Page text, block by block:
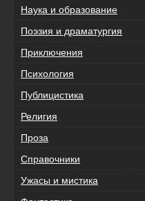
Наука и образование
Поэзия и драматургия
Приключения
Психология
Публицистика
Религия
Проза
Справочники
Ужасы и мистика